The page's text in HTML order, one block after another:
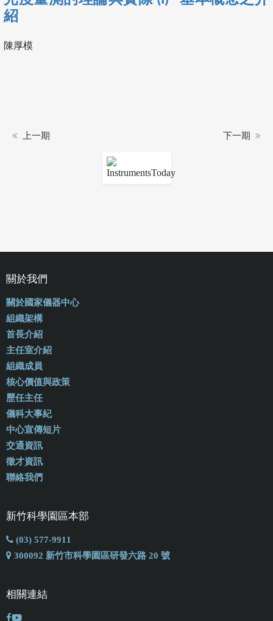
紹
陳厚模
上一期 下一期
關於我們
關於國家儀器中心
組織架構
首長介紹
主任室介紹
組織成員
核心價值與政策
歷任主任
儀科大事紀
中心宣傳短片
交通資訊
徵才資訊
聯絡我們
新竹科學園區本部
(03) 577-9911
300092 新竹市科學園區研發六路 20 號
相關連結